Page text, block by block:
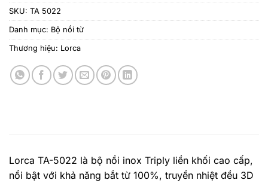
SKU: TA 5022
Danh mục: Bộ nồi từ
Thương hiệu: Lorca
Lorca TA-5022 là bộ nồi inox Triply liền khối cao cấp,
nổi bật với khả năng bắt từ 100%, truyền nhiệt đều 3D